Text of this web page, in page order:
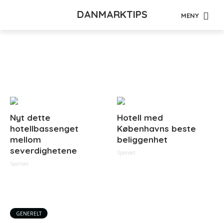
DANMARKTIPS MENY
Nyt dette
hotellbassenget
mellom
severdighetene
Sponset
Hotell med
Københavns beste
beliggenhet
Sponset
GENERELT